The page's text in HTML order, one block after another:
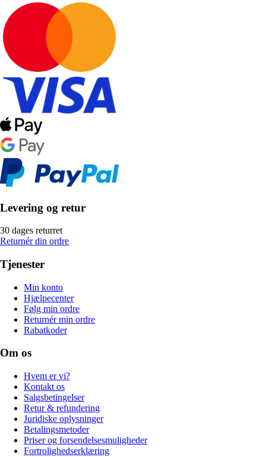
Levering og retur
30 dages returret
Returnér din ordre
Tjenester
Min konto
Hjælpecenter
Følg min ordre
Returnér min ordre
Rabatkoder
Om os
Hvem er vi?
Kontakt os
Salgsbetingelser
Retur & refundering
Juridiske oplysninger
Betalingsmetoder
Priser og forsendelsesmuligheder
Fortrolighedserklæring